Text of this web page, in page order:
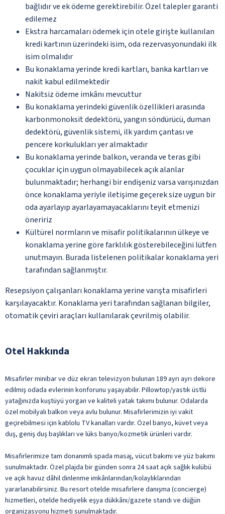
bağlıdır ve ek ödeme gerektirebilir. Özel talepler garanti
edilemez
Ekstra harcamaları ödemek için otele girişte kullanılan
kredi kartının üzerindeki isim, oda rezervasyonundaki ilk
isim olmalıdır
Bu konaklama yerinde kredi kartları, banka kartları ve
nakit kabul edilmektedir
Nakitsiz ödeme imkânı mevcuttur
Bu konaklama yerindeki güvenlik özellikleri arasında
karbonmonoksit dedektörü, yangın söndürücü, duman
dedektörü, güvenlik sistemi, ilk yardım çantası ve
pencere korkulukları yer almaktadır
Bu konaklama yerinde balkon, veranda ve teras gibi
çocuklar için uygun olmayabilecek açık alanlar
bulunmaktadır; herhangi bir endişeniz varsa varışınızdan
önce konaklama yeriyle iletişime geçerek size uygun bir
oda ayarlayıp ayarlayamayacaklarını teyit etmenizi
öneririz
Kültürel normların ve misafir politikalarının ülkeye ve
konaklama yerine göre farklılık gösterebileceğini lütfen
unutmayın. Burada listelenen politikalar konaklama yeri
tarafından sağlanmıştır.
Resepsiyon çalışanları konaklama yerine varışta misafirleri
karşılayacaktır. Konaklama yeri tarafından sağlanan bilgiler,
otomatik çeviri araçları kullanılarak çevrilmiş olabilir.
Otel Hakkında
Misafirler minibar ve düz ekran televizyon bulunan 189 ayrı ayrı dekore
edilmiş odada evlerinin konforunu yaşayabilir. Pillowtop/yastık üstlü
yatağınızda kuştüyü yorgan ve kaliteli yatak takımı bulunur. Odalarda
özel mobilyalı balkon veya avlu bulunur. Misafirlerimizin iyi vakit
geçirebilmesi için kablolu TV kanalları vardır. Özel banyo, küvet veya
duş, geniş duş başlıkları ve lüks banyo/kozmetik ürünleri vardır.
Misafirlerimize tam donanımlı spada masaj, vücut bakımı ve yüz bakımı
sunulmaktadır. Özel plajda bir günden sonra 24 saat açık sağlık kulübü
ve açık havuz dâhil dinlenme imkânlarından/kolaylıklarından
yararlanabilirsiniz. Bu resort otelde misafirlere danışma (concierge)
hizmetleri, otelde hediyelik eşya dükkânı/gazete standı ve düğün
organizasyonu hizmeti sunulmaktadır.